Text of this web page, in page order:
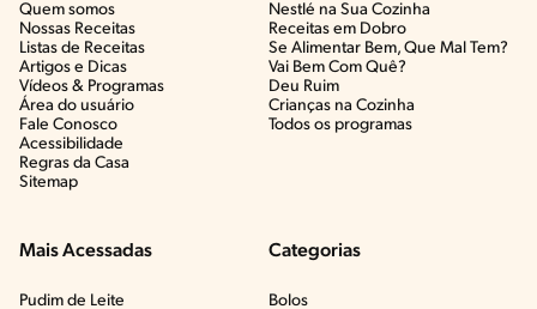
Quem somos
Nossas Receitas
Listas de Receitas​
Artigos e Dicas​
Vídeos & Programas​
Área do usuário
Fale Conosco
Acessibilidade
Regras da Casa
Sitemap
Nestlé na Sua Cozinha
Receitas em Dobro
Se Alimentar Bem, Que Mal Tem?​
Vai Bem Com Quê?​
Deu Ruim​
Crianças na Cozinha​
Todos os programas
Mais Acessadas
Pudim de Leite
Categorias
Bolos